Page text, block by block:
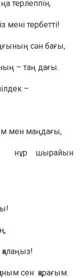
терлеппін,
тербетті!
сән бағы,
– таң дағы.
–
мен маңдағы,
нұр шырайын
сен қарағым.